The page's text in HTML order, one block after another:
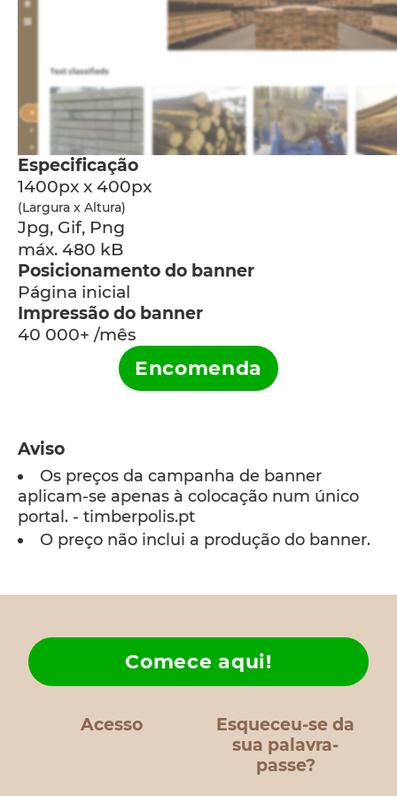
Especificação
1400px x 400px
(Largura x Altura)
Jpg, Gif, Png
máx. 480 kB
Posicionamento do banner
Página inicial
Impressão do banner
40 000+ /mês
Encomenda
Aviso
Os preços da campanha de banner
aplicam-se apenas à colocação num único
portal. - timberpolis.pt
O preço não inclui a produção do banner.
Acesso
Esqueceu-se da
sua palavra-
passe?
Comece aqui!